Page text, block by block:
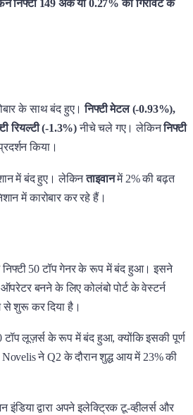
निफ्टी 149 अंक या 0.27% की गिरावट के
के साथ बंद हुए। निफ्टी मेटल (-0.93%),
रियल्टी (-1.3%)नीचे चले गए। लेकिननिफ्टी
किया।
में बंद हुए। लेकिनताइवानमें 2% की बढ़त
में कारोबार कर रहे हैं।
50 टॉप गेनर के रूप में बंद हुआ। इसने
ऑपरेटर बनने के लिए कोलंबो पोर्ट के वेस्टर्न
से शुरू कर दिया है।
टॉप लूज़र्स के रूप में बंद हुआ, क्योंकि इसकी पूर्ण
ने Q2 के दौरान शुद्ध आय में 23% की
इंडिया द्वारा अपने इलेक्ट्रिक टू-व्हीलर्स और